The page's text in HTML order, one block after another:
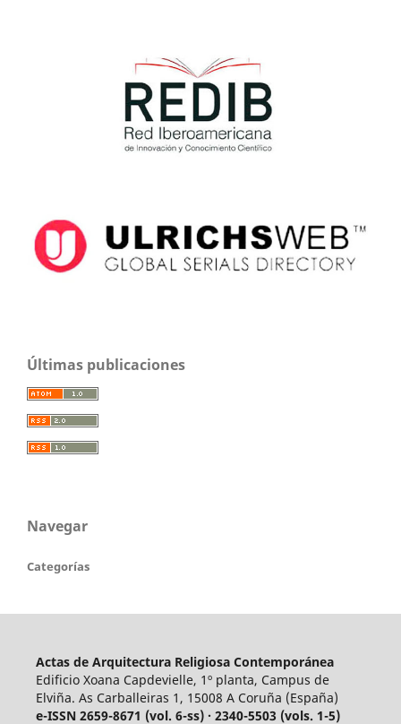
Últimas publicaciones
Navegar
Categorías
Actas de Arquitectura Religiosa Contemporánea
Edificio Xoana Capdevielle, 1º planta, Campus de
Elviña. As Carballeiras 1, 15008 A Coruña (España)
e-ISSN 2659-8671 (vol. 6-ss) · 2340-5503 (vols. 1-5)